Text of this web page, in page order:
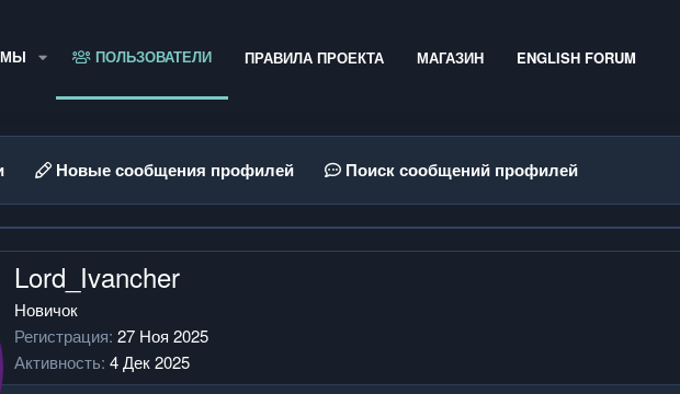
ПОЛЬЗОВАТЕЛИ ПРАВИЛА ПРОЕКТА МАГАЗИН ENGLISH FORUM
Новые сообщения профилей Поиск сообщений профилей
Lord_Ivancher
Новичок
Регистрация 27 Ноя 2025
Активность 4 Дек 2025